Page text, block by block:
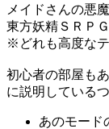
メイドさんの悪
東方妖精ＳＲＰ
※どれも高度なテ
初心者の部屋も
に説明している
あのモード